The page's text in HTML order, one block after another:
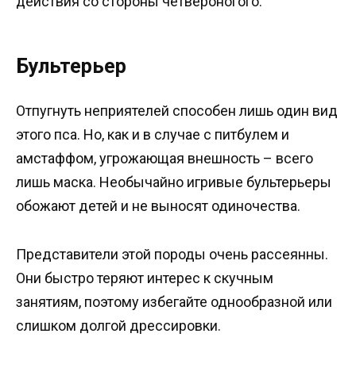
Бультерьер
Отпугнуть неприятелей способен лишь один вид
этого пса. Но, как и в случае с питбулем и
амстаффом, угрожающая внешность – всего
лишь маска. Необычайно игривые бультерьеры
обожают детей и не выносят одиночества.
Представители этой породы очень рассеянны.
Они быстро теряют интерес к скучным
занятиям, поэтому избегайте однообразной или
слишком долгой дрессировки.